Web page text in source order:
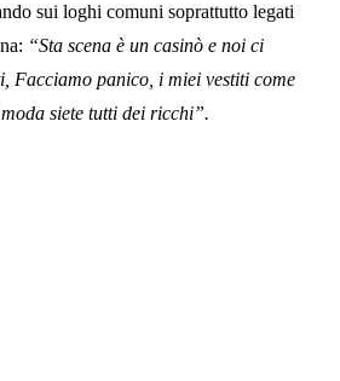
sui loghi comuni soprattutto legati
“Sta scena è un casinò e noi ci
Facciamo panico, i miei vestiti come
siete tutti dei ricchi”.